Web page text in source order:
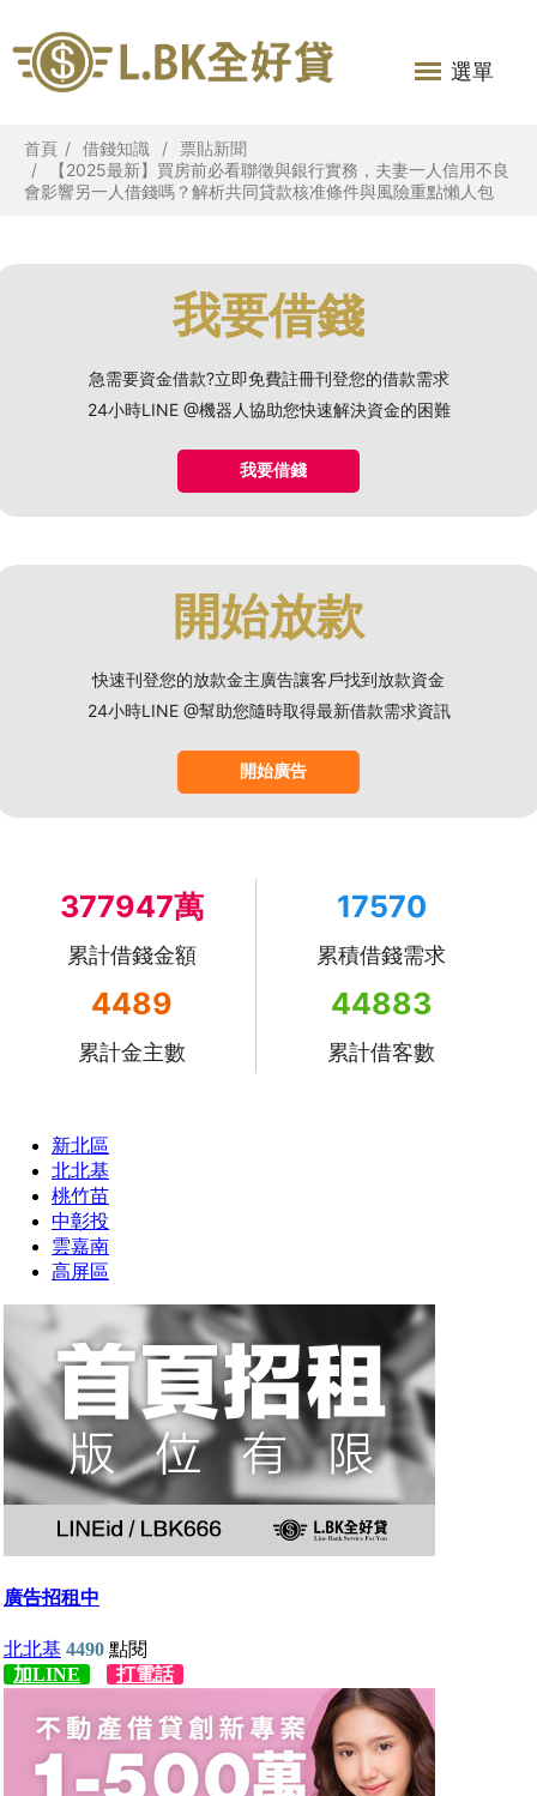
選單
首頁 借錢知識
票貼新聞
【2025最新】買房前必看聯徵與銀行實務，夫妻一人信用不良
會影響另一人借錢嗎？解析共同貸款核准條件與風險重點懶人包
我要借錢
急需要資金借款?立即免費註冊刊登您的借款需求
24小時LINE @機器人協助您快速解決資金的困難
我要借錢
開始放款
快速刊登您的放款金主廣告讓客戶找到放款資金
24小時LINE @幫助您隨時取得最新借款需求資訊
開始廣告
377947萬
累計借錢金額
17570
累積借錢需求
4489
累計金主數
44883
累計借客數